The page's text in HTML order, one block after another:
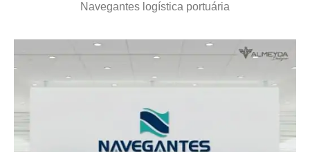
Navegantes logística portuária